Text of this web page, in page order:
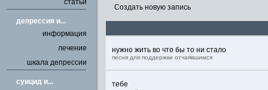
статьи
депрессия и...
информация
лечение
шкала депрессии
cуицид и...
Создать новую запись
нужно жить во что бы то ни стало
песня для поддержки отчаявшимся
тебе